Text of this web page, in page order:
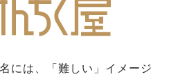
には、「難しい」イメージ